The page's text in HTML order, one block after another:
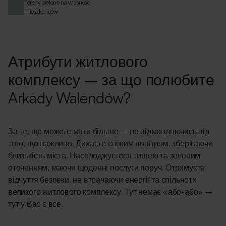
Tereny zielone na własność
mieszkańców
Атрибути житлового
комплексу – за що полюбите
Arkady Walendów?
За те, що можете мати більше – не відмовляючись від
того, що важливо. Дихаєте свіжим повітрям, зберігаючи
близькість міста. Насолоджуєтеся тишею та зеленим
оточенням, маючи щоденні послуги поруч. Отримуєте
відчуття безпеки, не втрачаючи енергії та спільноти
великого житлового комплексу. Тут немає «або-або» –
тут у Вас є все.